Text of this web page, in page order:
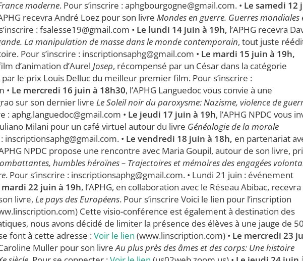
moderne. Pour s’inscrire : aphgbourgogne@gmail.com. • Le samedi 12
recevra André Loez pour son livre Mondes en guerre. Guerres mondiales
: fsalesse19@gmail.com • Le lundi 14 juin à 19h, l’APHG recevra
La manipulation de masse dans le monde contemporain, tout juste
Pour s’inscrire : inscriptionsaphg@gmail.com • Le mardi 15 juin à 19h,
d’animation d’Aurel Josep, récompensé par un César dans la catégorie
le prix Louis Delluc du meilleur premier film. Pour s’inscrire :
• Le mercredi 16 juin à 18h30, l’APHG Languedoc vous convie à une
sur son dernier livre Le Soleil noir du paroxysme: Nazisme, violence de
: aphg.languedoc@gmail.com • Le jeudi 17 juin à 19h, l’APHG NPDC vous
Milani pour un café virtuel autour du livre Généalogie de la morale
inscriptionsaphg@gmail.com. • Le vendredi 18 juin à 18h, en partenariat
NPDC propose une rencontre avec Maria Goupil, autour de son livre,
humbles héroïnes – Trajectoires et mémoires des engagées
. Pour s’inscrire : inscriptionsaphg@gmail.com. • Lundi 21 juin : événement
mardi 22 juin à 19h, l’APHG, en collaboration avec le Réseau Abibac, recevra
livre, Le pays des Européens. Pour s’inscrire Voici le lien pour l’inscription
Cette visio-conférence est également à destination des
nous avons décidé de limiter la présence des élèves à une jauge de
font à cette adresse :Voir le lien (www.linscription.com) • Le mercredi 23
Muller pour son livreAu plus près des âmes et des corps: Une histoire